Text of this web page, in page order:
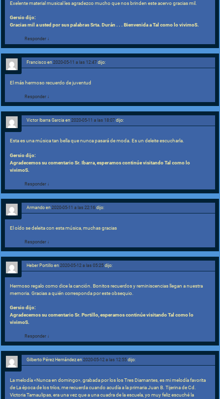
Exelente material musical les agradezco mucho que nos brinden este acervo gracias mil.
Gersio dijo:
Gracias mil a usted por sus palabras Srta. Durán . . . Bienvenida a Tal como lo vivimoS.
Responder ↓
Francisco en2020-05-11 a las 12:47 dijo:
El más hermoso recuerdo de juventud
Responder ↓
Victor Ibarra Garcia en2020-05-11 a las 18:07 dijo:
Esta es una música tan bella que nunca pasará de moda. Es un deleite escucharla.
Gersio dijo:
Agradecemos su comentario Sr. Ibarra, esperamos continúe visitando Tal como lo
vivimoS.
Responder ↓
Armando en2020-05-11 a las 22:16 dijo:
El oído se deleita con esta música, muchas gracias
Responder ↓
Heber Portillo en2020-05-12 a las 05:25 dijo:
Hermoso regalo como dice la canción. Bonitos recuerdos y reminiscencias llegan a nuestra
memoria. Gracias a quién corresponda por este obsequio.
Gersio dijo:
Agradecemos su comentario Sr. Portillo, esperamos continúe visitando Tal como lo
vivimoS.
Responder ↓
Gilberto Pérez Hernándezen2020-05-12 a las 12:55 dijo:
La melodía «Nunca en domingo», grabada por los los Tres Diamantes, es mi melodía favorita
de La época de los tríos, me recuerda cuando acudía a la primaria Juan B. Tijerina de Cd.
Victoria Tamaulipas, era una vez que a una cuadra de la escuela, yo muy feliz escuché la